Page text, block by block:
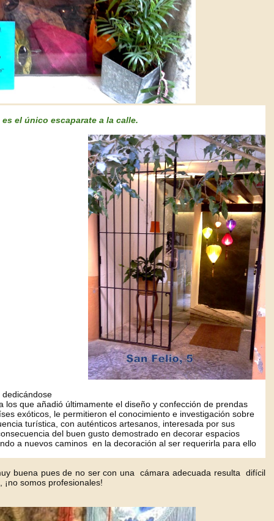
el único escaparate a la calle.
que añadió últimamente el diseño y confección de prendas
exóticos, le permitieron el conocimiento e investigación sobre
turística, con auténticos artesanos, interesada por sus
del buen gusto demostrado en decorar espacios
a nuevos caminos en la decoración al ser requerirla para ello
buena pues de no ser con una cámara adecuada resulta difícil
somos profesionales!